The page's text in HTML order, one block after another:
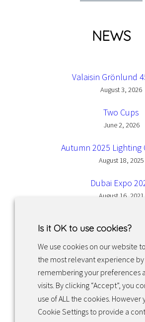
NEWS
Valaisin Grönlund
August 3, 2026
Two Cups
June 2, 2026
Autumn 2025 Lighting
August 18, 2025
Dubai Expo
August 16, 2021
Facebook InstagramLinkedIn
Returns & exchanges
Is it OK to use cookies?
We use cookies on our website
the most relevant experience by
remembering your preferences
visits. By clicking “Accept”, you
use of ALL the cookies. However
Cookie Settings to provide a